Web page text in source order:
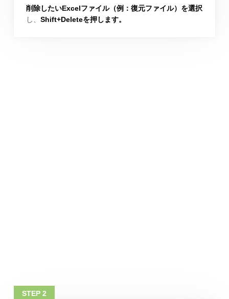
削除したいExcelファイル（例：復元ファイル）を選択
し、 Shift+Deleteを押します。